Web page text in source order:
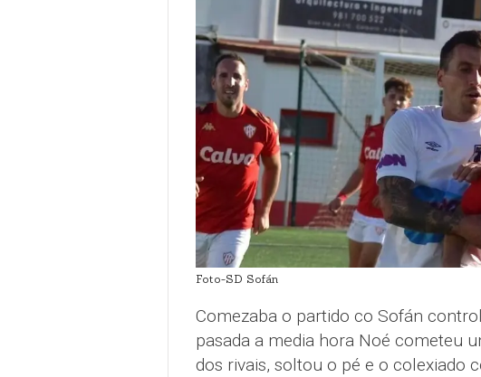
Foto-SD Sofán
Comezaba o partido co Sofán
pasada a media hora Noé cometeu
dos rivais, soltou o pé e o colexiado